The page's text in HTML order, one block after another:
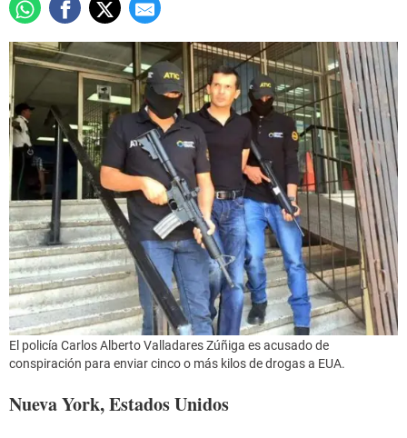
El policía Carlos Alberto Valladares Zúñiga es acusado de
conspiración para enviar cinco o más kilos de drogas a EUA.
Nueva York, Estados Unidos